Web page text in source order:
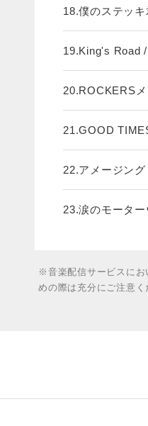
18.僕のステッ
19.King's Road
20.ROCKERS
21.GOOD
22.アメージン
23.涙のモータ
※音楽配信サービスにお
めの際は充分にご注意く